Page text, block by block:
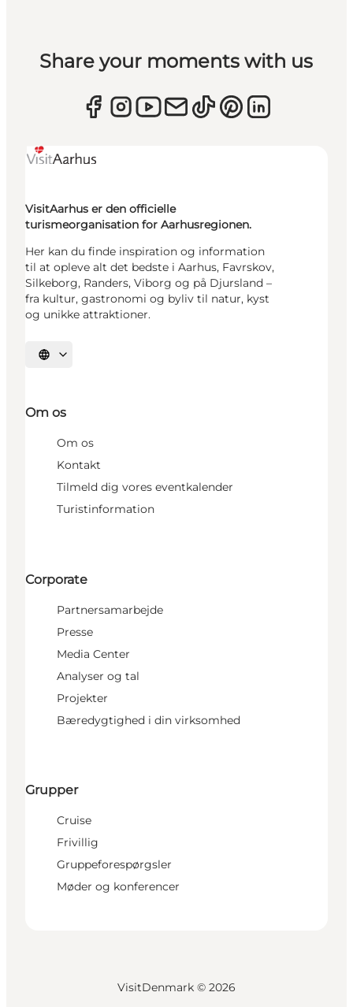
Share your moments with us
VisitAarhus er den officielle
turismeorganisation for Aarhusregionen.
Her kan du finde inspiration og information
til at opleve alt det bedste i Aarhus, Favrskov,
Silkeborg, Randers, Viborg og på Djursland –
fra kultur, gastronomi og byliv til natur, kyst
og unikke attraktioner.
Vælg sprog
Om os
Om os
Kontakt
Tilmeld dig vores eventkalender
Turistinformation
Corporate
Partnersamarbejde
Presse
Media Center
Analyser og tal
Projekter
Bæredygtighed i din virksomhed
Grupper
Cruise
Frivillig
Gruppeforespørgsler
Møder og konferencer
VisitDenmark © 2026